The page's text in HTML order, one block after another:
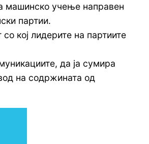
машинско учење направен
партии.
кој лидерите на партиите
да ја сумира
на содржината од